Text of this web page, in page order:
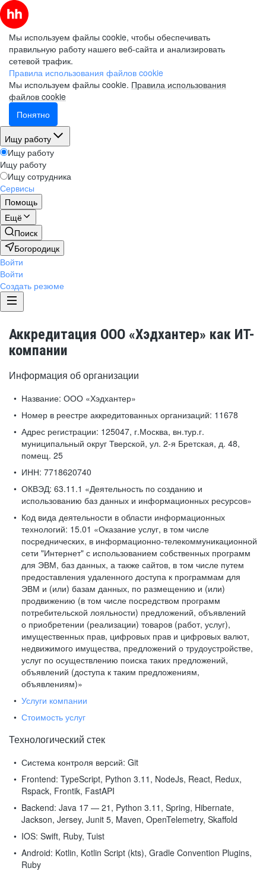
Мы используем файлы cookie, чтобы обеспечивать
правильную работу нашего веб-сайта и анализировать
сетевой трафик.
Правила использования файлов cookie
Мы используем файлы cookie. Правила использования
файлов cookie
Понятно
Ищу работу
Ищу работу
Ищу работу
Ищу сотрудника
Сервисы
Помощь
Ещё
Поиск
Богородицк
Войти
Войти
Создать резюме
Аккредитация ООО «Хэдхантер» как ИТ-
компании
Информация об организации
Название: ООО «Хэдхантер»
Номер в реестре аккредитованных организаций: 11678
Адрес регистрации: 125047, г.Москва, вн.тур.г.
муниципальный округ Тверской, ул. 2-я Бретская, д. 48,
помещ. 25
ИНН: 7718620740
ОКВЭД: 63.11.1 «Деятельность по созданию и
использованию баз данных и информационных ресурсов»
Код вида деятельности в области информационных
технологий: 15.01 «Оказание услуг, в том числе
посреднических, в информационно-телекоммуникационной
сети "Интернет" с использованием собственных программ
для ЭВМ, баз данных, а также сайтов, в том числе путем
предоставления удаленного доступа к программам для
ЭВМ и (или) базам данных, по размещению и (или)
продвижению (в том числе посредством программ
потребительской лояльности) предложений, объявлений
о приобретении (реализации) товаров (работ, услуг),
имущественных прав, цифровых прав и цифровых валют,
недвижимого имущества, предложений о трудоустройстве,
услуг по осуществлению поиска таких предложений,
объявлений (доступа к таким предложениям,
объявлениям)»
Услуги компании
Стоимость услуг
Технологический стек
Система контроля версий: Git
Frontend: TypeScript, Python 3.11, NodeJs, React, Redux,
Rspack, Frontik, FastAPI
Backend: Java 17 — 21, Python 3.11, Spring, Hibernate,
Jackson, Jersey, Junit 5, Maven, OpenTelemetry, Skaffold
IOS: Swift, Ruby, Tuist
Android: Kotlin, Kotlin Script (kts), Gradle Convention Plugins,
Ruby